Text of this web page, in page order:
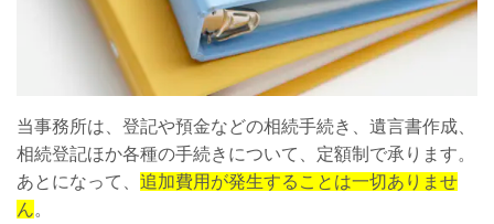
当事務所は、登記や預金などの相続手続き、遺言書作成、
相続登記ほか各種の手続きについて、定額制で承ります。
あとになって、 追加費用が発生することは一切ありませ
ん。